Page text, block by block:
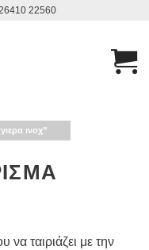
26410 22560
ινοχ”
ταιριάζει με την